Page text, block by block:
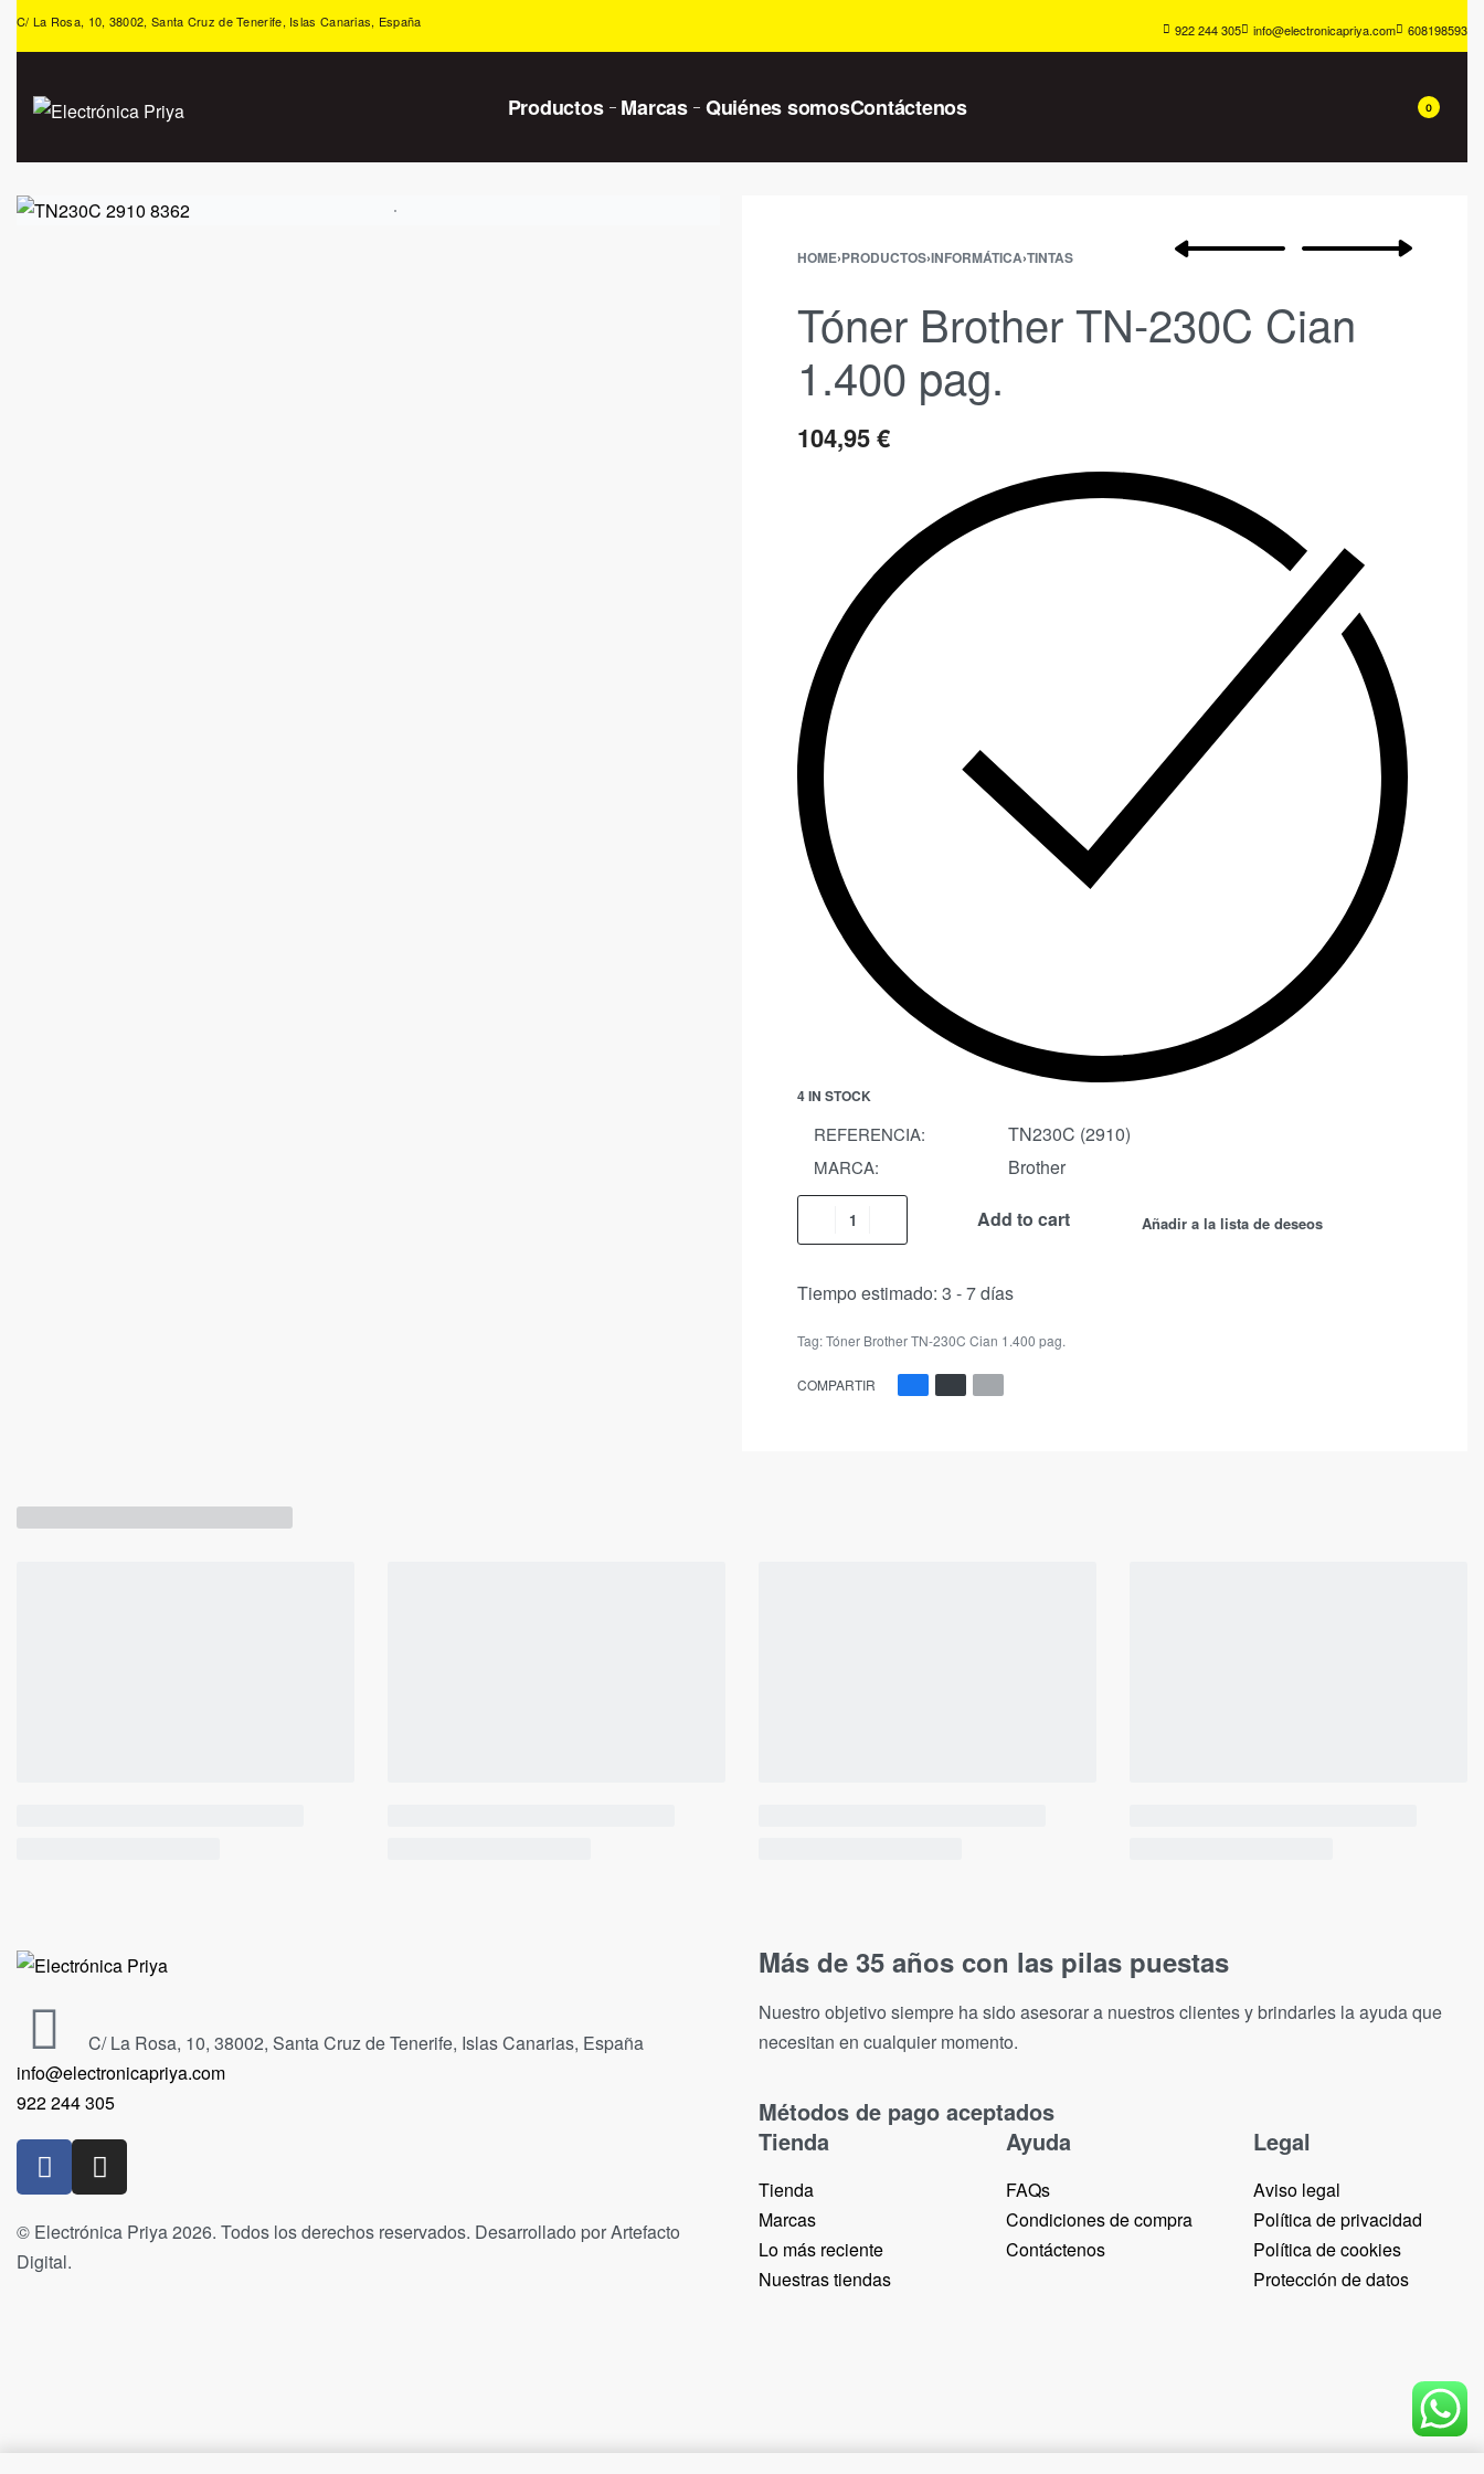
C/ La Rosa, 10, 38002, Santa Cruz de Tenerife, Islas Canarias, España 922 244 305 info@electronicapriya.com 608198593
Productos Marcas Quiénes somosContáctenos 0
HOME›PRODUCTOS›INFORMÁTICA›TINTAS
Tóner Brother TN-230C Cian
1.400 pag.
104,95€
4 IN STOCK
REFERENCIA: TN230C (2910)
MARCA: Brother
Add to cart Añadir a la lista de deseos
Tiempo estimado: 3 - 7 días
Tag:Tóner Brother TN-230C Cian 1.400 pag.
COMPARTIR
C/ La Rosa, 10, 38002, Santa Cruz de Tenerife, Islas Canarias, España
info@electronicapriya.com
922 244 305
© Electrónica Priya 2026. Todos los derechos reservados. Desarrollado por Artefacto
Digital.
Más de 35 años con las pilas puestas
Nuestro objetivo siempre ha sido asesorar a nuestros clientes y brindarles la ayuda que
necesitan en cualquier momento.
Métodos de pago aceptados
Tienda
Tienda
Marcas
Lo más reciente​
Nuestras tiendas​
Ayuda
FAQs
Condiciones de compra
Contáctenos
Legal
Aviso legal
Política de privacidad
Política de cookies
Protección de datos